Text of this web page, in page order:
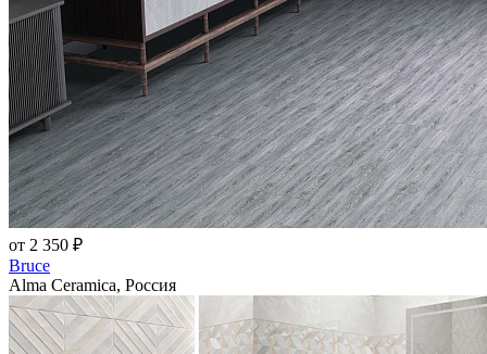
от 2 350 ₽
Bruce
Alma Ceramica, Россия